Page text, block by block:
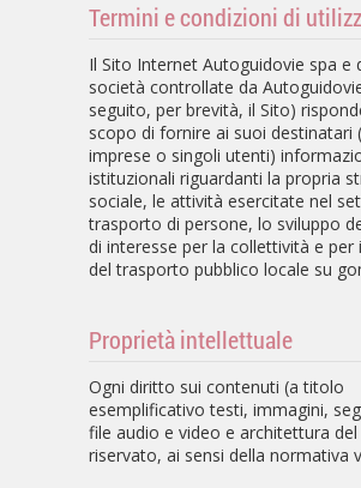
Termini e condizioni di
Il Sito Internet Autoguidovie spa e
società controllate da
seguito, per brevità, il Sito)
scopo di fornire ai suoi destinatari
imprese o singoli utenti)
istituzionali riguardanti la propria
sociale, le attività esercitate nel
trasporto di persone, lo sviluppo
di interesse per la collettività e per
del trasporto pubblico locale su
Proprietà intellettuale
Ogni diritto sui contenuti (a titolo
esemplificativo testi, immagini,
file audio e video e architettura del
riservato, ai sensi della normativa